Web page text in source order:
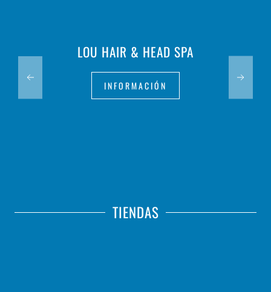
LOU HAIR & HEAD SPA
INFORMACIÓN
TIENDAS